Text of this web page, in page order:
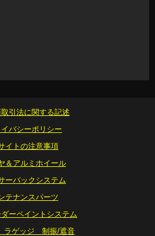
引法に関する記述
バシーポリシー
イトの注意事項
＆アルミホイール
ーバックシステム
テナンスパーツ
ーペイントシステム
ラゲッジ 制振/遮音